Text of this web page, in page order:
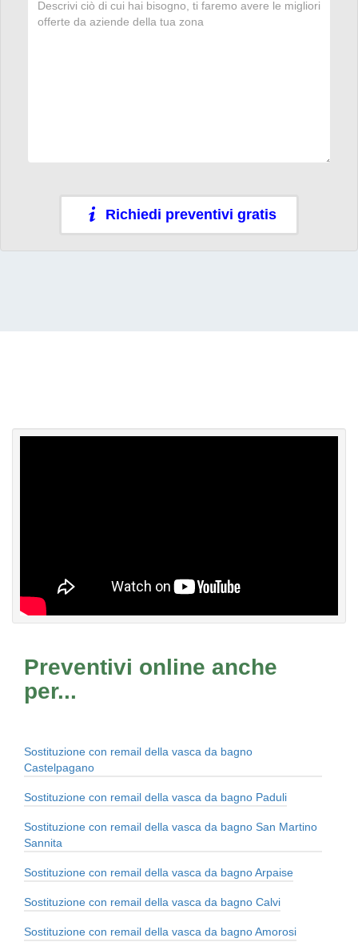
Richiedi preventivi gratis
Preventivi online anche
per...
Sostituzione con remail della vasca da bagno
Castelpagano
Sostituzione con remail della vasca da bagno Paduli
Sostituzione con remail della vasca da bagno San Martino
Sannita
Sostituzione con remail della vasca da bagno Arpaise
Sostituzione con remail della vasca da bagno Calvi
Sostituzione con remail della vasca da bagno Amorosi